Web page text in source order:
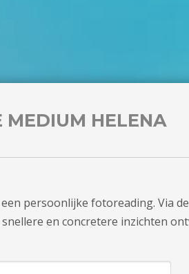
MEDIUM HELENA
persoonlijke fotoreading. Via
en concretere inzichten